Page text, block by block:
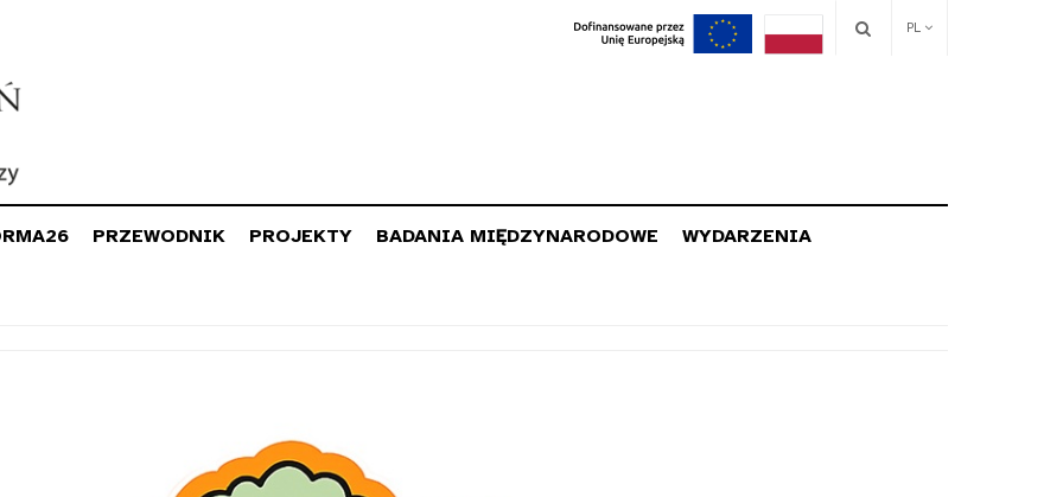
PL
PRZEWODNIK PROJEKTY BADANIA MIĘDZYNARODOWE WYDARZENIA